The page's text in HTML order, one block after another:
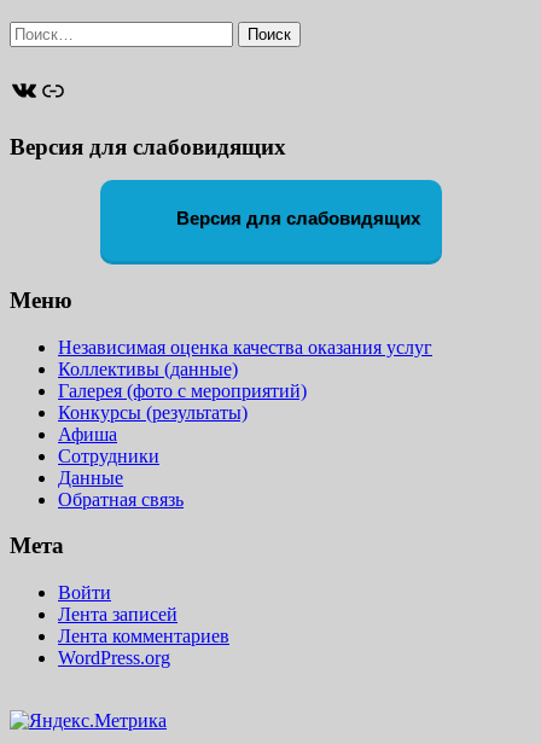
Найти:
ВКонтакте
Ссылка
Версия для слабовидящих
Версия для слабовидящих
Меню
Независимая оценка качества оказания услуг
Коллективы (данные)
Галерея (фото с мероприятий)
Конкурсы (результаты)
Афиша
Сотрудники
Данные
Обратная связь
Мета
Войти
Лента записей
Лента комментариев
WordPress.org